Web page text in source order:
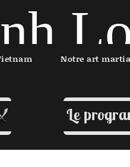
Notre art
Le